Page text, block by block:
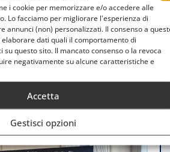
i cookie per memorizzare e/o accedere alle
Lo facciamo per migliorare l'esperienza di
annunci (non) personalizzati. Il consenso a
dati quali il comportamento di
su questo sito. Il mancato consenso o la revoca
negativamente su alcune caratteristiche e
Accetta
Gestisci opzioni
Padel P1 2025: Successo
di presentazione